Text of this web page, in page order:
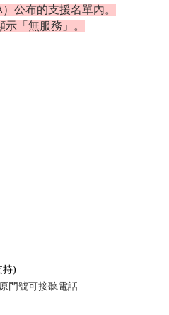
公布的支援名單內。
「無服務」。
持)
門號可接聽電話